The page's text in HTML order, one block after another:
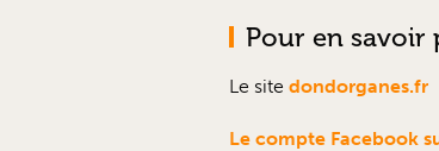
Pour en savoir
Le site dondorganes.fr
Le compte Facebook